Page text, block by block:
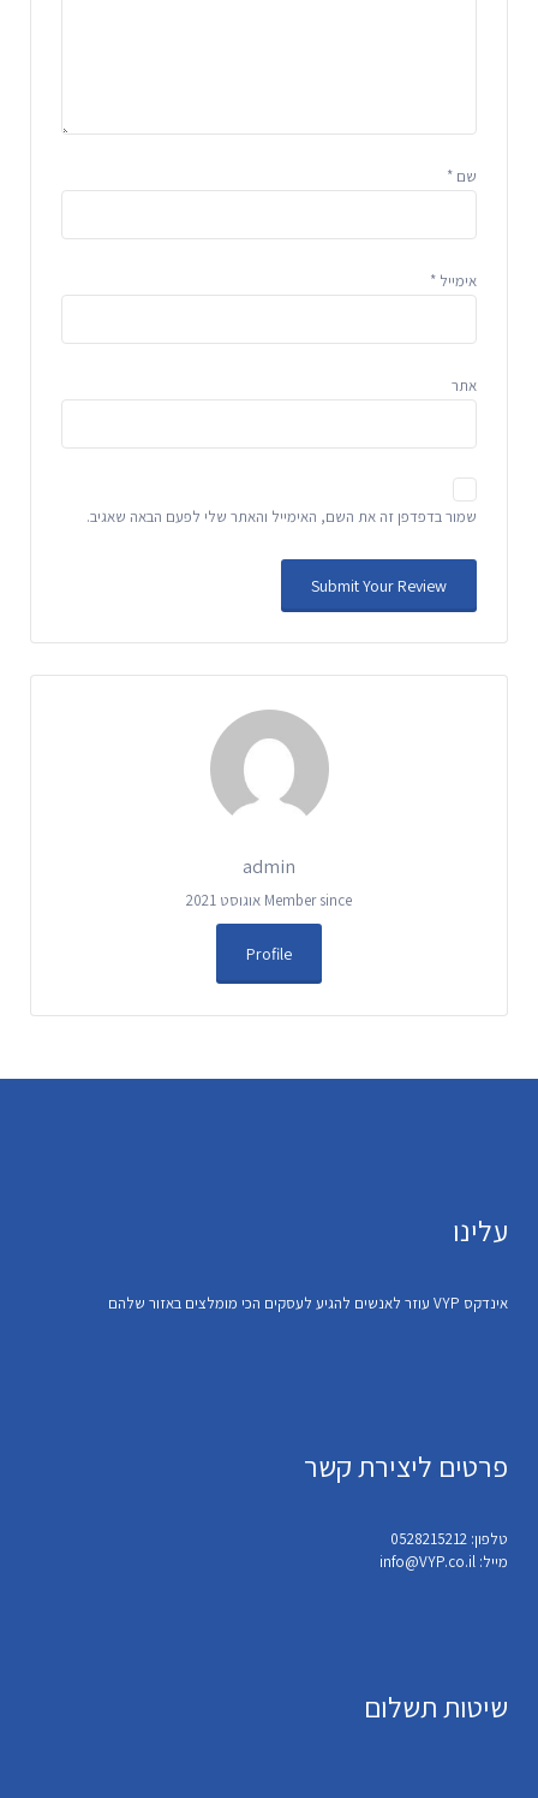
שם *
אימייל *
אתר
שמור בדפדפן זה את השם, האימייל והאתר שלי לפעם הבאה שאגיב.
admin
Member since אוגוסט 2021
Profile
עלינו
אינדקס VYP עוזר לאנשים להגיע לעסקים הכי מומלצים באזור שלהם
פרטים ליצירת קשר
טלפון: 0528215212
מייל: info@VYP.co.il
שיטות תשלום